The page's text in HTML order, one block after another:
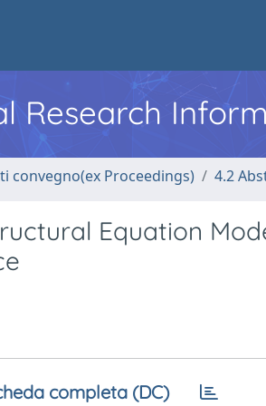
Research
convegno(ex Proceedings) 4.2
Equation
completa (DC)